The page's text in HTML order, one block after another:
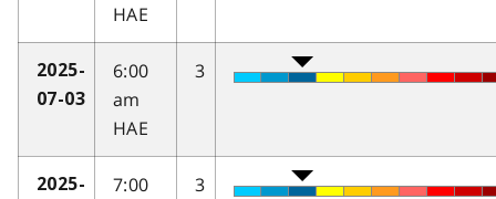
HAE
2025-
07-03
6:00
am
HAE
3
2025-
7:00
3